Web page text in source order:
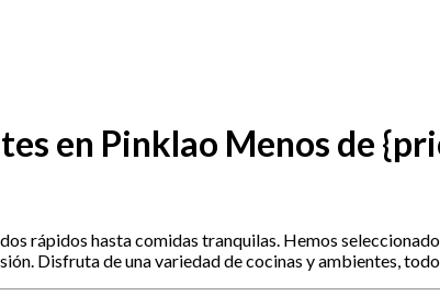
en Pinklao Menos de
rápidos hasta comidas tranquilas. Hemos
Disfruta de una variedad de cocinas y ambientes,